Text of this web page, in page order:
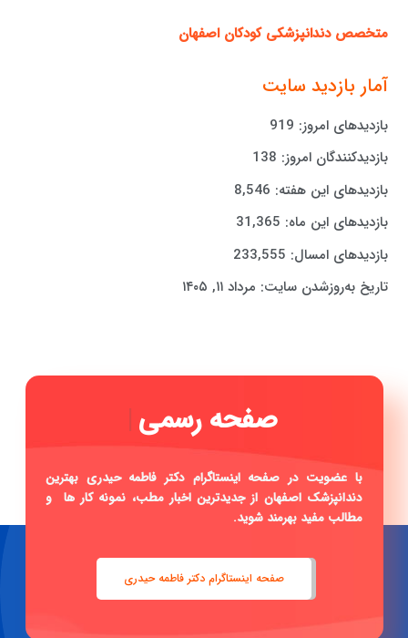
متخصص دندانپزشکی کودکان اصفهان
آمار بازدید سایت
بازدیدهای امروز: 919
بازدیدکنندگان امروز: 138
بازدیدهای این هفته: 8,546
بازدیدهای این ماه: 31,365
بازدیدهای امسال: 233,555
تاریخ به‌روزشدن سایت: مرداد ۱۱, ۱۴۰۵
صف|
با عضویت در صفحه اینستاگرام دکتر فاطمه حیدری بهترین
دندانپزشک اصفهان از جدیدترین اخبار مطب، نمونه کار ها و
مطالب مفید بهرمند شوید.
صفحه اینستاگرام دکتر فاطمه حیدری